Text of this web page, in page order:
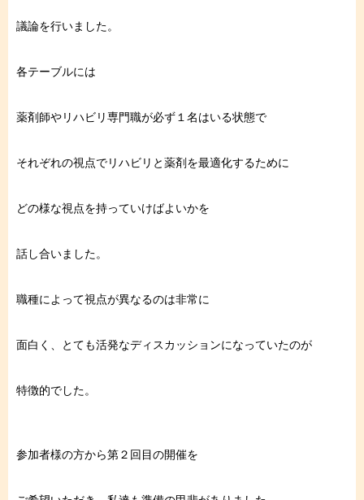
議論を行いました。
各テーブルには
薬剤師やリハビリ専門職が必ず１名はいる状態で
それぞれの視点でリハビリと薬剤を最適化するために
どの様な視点を持っていけばよいかを
話し合いました。
職種によって視点が異なるのは非常に
面白く、とても活発なディスカッションになっていたのが
特徴的でした。
参加者様の方から第２回目の開催を